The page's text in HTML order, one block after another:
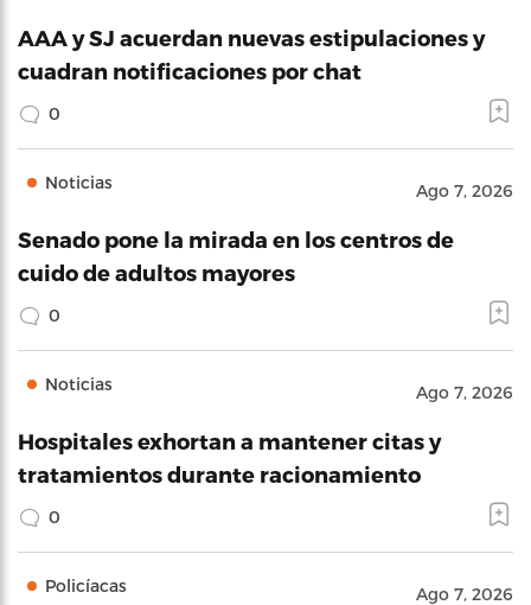
AAA y SJ acuerdan nuevas estipulaciones y
cuadran notificaciones por chat
0
Noticias Ago 7, 2026
Senado pone la mirada en los centros de
cuido de adultos mayores
0
Noticias Ago 7, 2026
Hospitales exhortan a mantener citas y
tratamientos durante racionamiento
0
Policíacas Ago 7, 2026